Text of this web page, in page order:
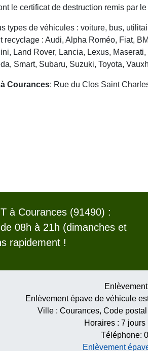
le certificat de destruction remis par
types de véhicules : voiture, bus,
: Audi, Alpha Roméo, Fiat,
Land Rover, Lancia, Lexus,
Smart, Subaru, Suzuki, Toyota,
Courances: Rue du Clos Saint
à Courances (91490) :
08h à 21h (dimanches et
rapidement !
Enlèvement épave de véhicule
Ville : Courances, Code postal
Horaires : 7 jours
Téléphone:
Enlèvement